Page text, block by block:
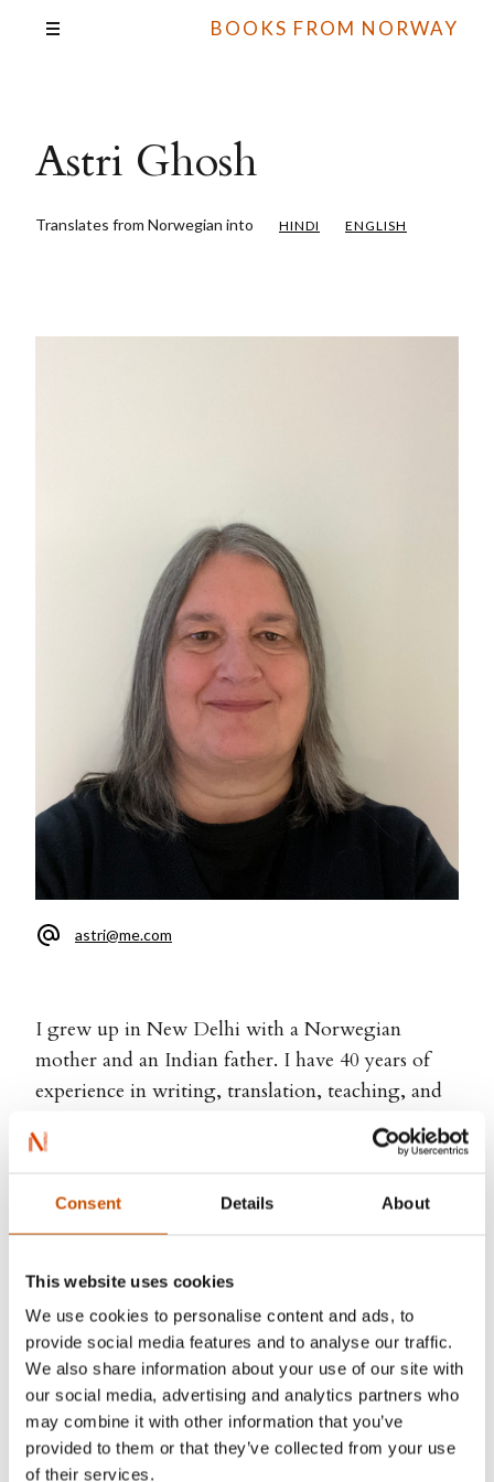
Consent Details About
This website uses cookies
We use cookies to personalise content and ads, to
provide social media features and to analyse our traffic.
We also share information about your use of our site with
our social media, advertising and analytics partners who
may combine it with other information that you’ve
provided to them or that they’ve collected from your use
of their services.
BOOKS FROM NORWAY
Astri Ghosh
Translates from Norwegian into HINDI ENGLISH
astri@me.com
I grew up in New Delhi with a Norwegian
mother and an Indian father. I have 40 years of
experience in writing, translation, teaching, and
journalism. I have published translations in
English, Hindi and Norwegian.
Languages from the University of Oslo, as well as
Urdu. I hae also studied Urdu at the University of
Delhi.
I am currently translating poetry from Pakistan
and India into Norwegian. I have also translated
three plays by Jon Fosse into Hindi, which will be
published in 2023.